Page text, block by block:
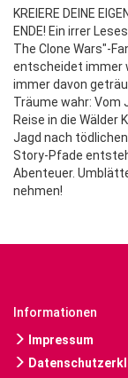
KREIERE DEINE
ENDE! Ein irrer
The Clone Wars"-
entscheidet immer
immer davon
Träume wahr: Vom
Reise in die Wälder
Jagd nach
Story-Pfade
Abenteuer.
nehmen!
Informationen
Impressum